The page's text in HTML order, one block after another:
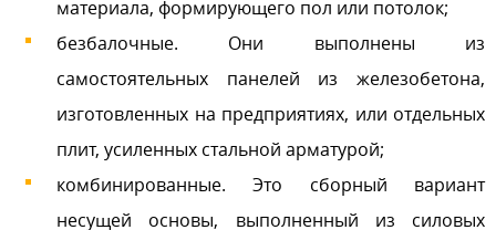
материала, формирующего пол или потолок;
безбалочные. Они выполнены из
самостоятельных панелей из железобетона,
изготовленных на предприятиях, или отдельных
плит, усиленных стальной арматурой;
комбинированные. Это сборный вариант
несущей основы, выполненный из силовых